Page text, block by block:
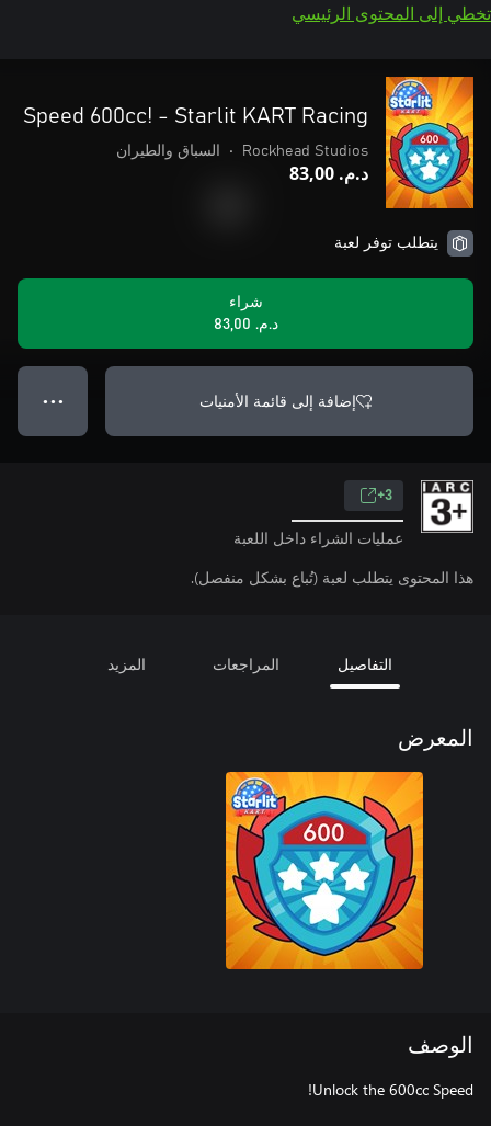
تخطي إلى المحتوى الرئيسي
Speed 600cc! - Starlit KART Racing
Rockhead Studios
• السباق والطيران
د.م.‏ 83,00
يتطلب توفر لعبة
شراء
د.م.‏ 83,00
إضافة إلى قائمة الأمنيات ● ● ●
3+
عمليات الشراء داخل اللعبة
هذا المحتوى يتطلب لعبة (تُباع بشكل منفصل).
التفاصيل المراجعات المزيد
المعرض
الوصف
Unlock the 600cc Speed!